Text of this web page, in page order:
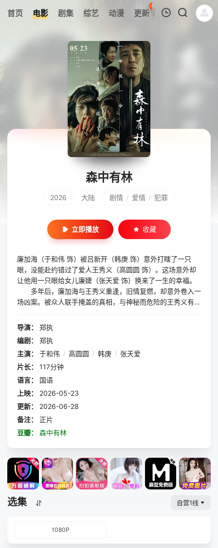
首页 电影 剧集 综艺 动漫 更新
82
热榜 APP
我的观影记录
暂无观看影片的记录
森中有林
2026 大陆 剧情 / 爱情 / 犯罪
立即播放 收藏
廉加海（于和伟 饰）被吕新开（韩庚 饰）意外打瞎了一只
眼，没能赴约错过了爱人王秀义（高圆圆 饰）。这场意外却
让他用一只眼给女儿廉婕（张天爱 饰）换来了一生的幸福。
多年后，廉加海与王秀义重逢，旧情复燃，却意外卷入一
场凶案。被众人联手掩盖的真相，与神秘而危险的王秀义有着
生死纠葛、爱恨痴缠……是谁杀了谁？又是谁要替谁抵命？廉
影片改编自郑执同名小说。
导演：
郑执
编剧：
郑执
主演：
于和伟 / 高圆圆 / 韩庚 / 张天爱
片长：
117分钟
语言：
国语
上映：
2026-05-23
更新：
2026-06-28
备注：
正片
豆瓣：
森中有林
选集 自营1线
1080P